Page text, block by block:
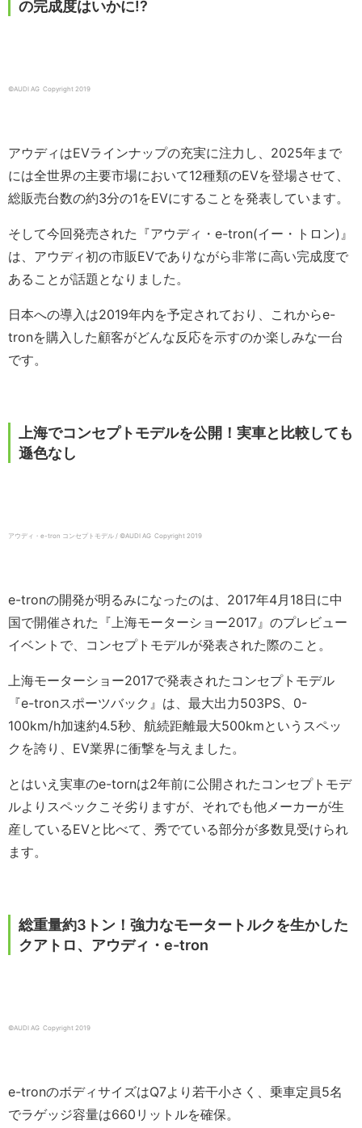
の完成度はいかに!?
©AUDI AG Copyright 2019
アウディはEVラインナップの充実に注力し、2025年まで
には全世界の主要市場において12種類のEVを登場させて、
総販売台数の約3分の1をEVにすることを発表しています。
そして今回発売された『アウディ・e-tron(イー・トロン)』
は、アウディ初の市販EVでありながら非常に高い完成度で
あることが話題となりました。
日本への導入は2019年内を予定されており、これからe-
tronを購入した顧客がどんな反応を示すのか楽しみな一台
です。
上海でコンセプトモデルを公開！実車と比較しても
遜色なし
アウディ・e-tron コンセプトモデル / ©AUDI AG Copyright 2019
e-tronの開発が明るみになったのは、2017年4月18日に中
国で開催された『上海モーターショー2017』のプレビュー
イベントで、コンセプトモデルが発表された際のこと。
上海モーターショー2017で発表されたコンセプトモデル
『e-tronスポーツバック』は、最大出力503PS、0-
100km/h加速約4.5秒、航続距離最大500kmというスペッ
クを誇り、EV業界に衝撃を与えました。
とはいえ実車のe-tornは2年前に公開されたコンセプトモデ
ルよりスペックこそ劣りますが、それでも他メーカーが生
産しているEVと比べて、秀でている部分が多数見受けられ
ます。
総重量約3トン！強力なモータートルクを生かした
クアトロ、アウディ・e-tron
©AUDI AG Copyright 2019
e-tronのボディサイズはQ7より若干小さく、乗車定員5名
でラゲッジ容量は660リットルを確保。